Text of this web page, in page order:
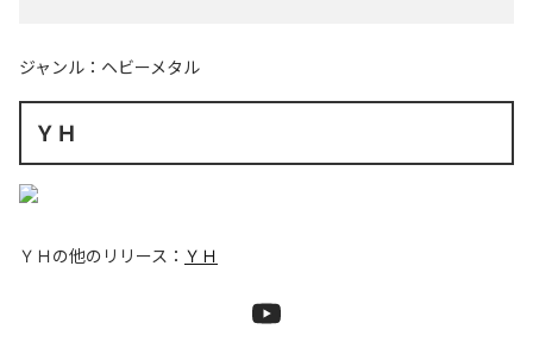
ジャンル： ヘビーメタル
ＹＨ
ＹＨ の他のリリース： ＹＨ